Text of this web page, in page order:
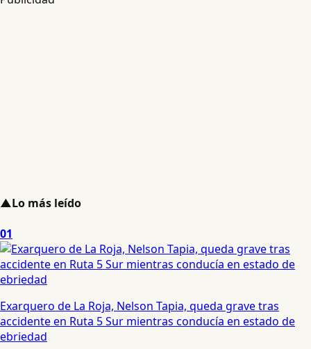
▲Lo más leído
01
Exarquero de La Roja, Nelson Tapia, queda grave tras
accidente en Ruta 5 Sur mientras conducía en estado de
ebriedad